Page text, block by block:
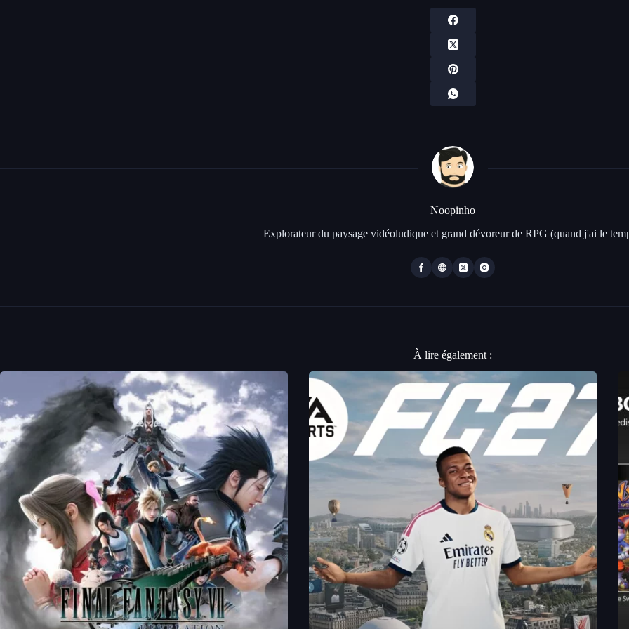
Noopinho
Explorateur du paysage vidéoludique et grand dévoreur de RPG (quand j'ai le
À lire également :